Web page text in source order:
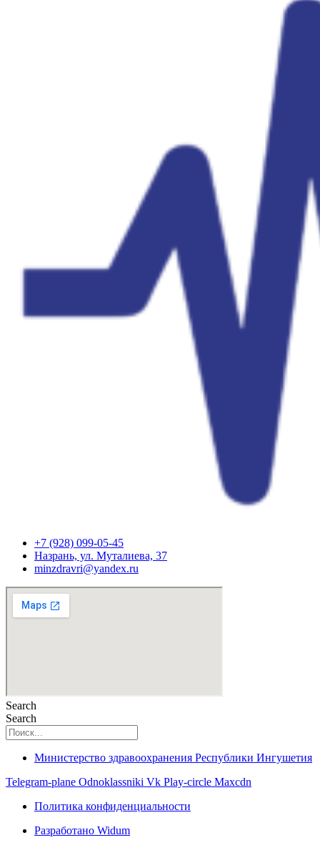
+7 (928) 099-05-45
Назрань, ул. Муталиева, 37
minzdravri@yandex.ru
Search
Search
Министерство здравоохранения Республики Ингушетия
Telegram-plane Odnoklassniki Vk Play-circle Maxcdn
Политика конфиденциальности
Разработано Widum